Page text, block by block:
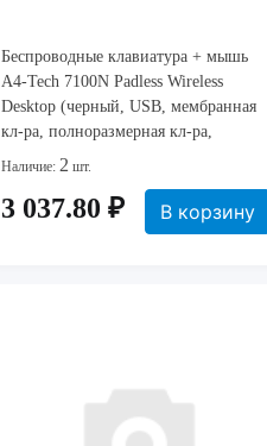
Беспроводные клавиатура + мышь
A4-Tech 7100N Padless Wireless
Desktop (черный, USB, мембранная
кл-ра, полноразмерная кл-ра,
оптическая мышь, 2000 dpi, RF
G3-630N ]
Наличие: 2 шт.
3 037.80 ₽ В корзину